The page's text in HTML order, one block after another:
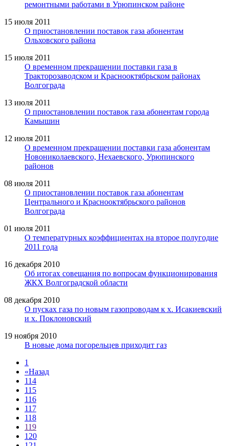
ремонтными работами в Урюпинском районе
15 июля 2011
О приостановлении поставок газа абонентам
Ольховского района
15 июля 2011
О временном прекращении поставки газа в
Тракторозаводском и Краснооктябрьском районах
Волгограда
13 июля 2011
О приостановлении поставок газа абонентам города
Камышин
12 июля 2011
О временном прекращении поставки газа абонентам
Новониколаевского, Нехаевского, Урюпинского
районов
08 июля 2011
О приостановлении поставок газа абонентам
Центрального и Краснооктябрьского районов
Волгограда
01 июля 2011
О температурных коэффициентах на второе полугодие
2011 года
16 декабря 2010
Об итогах совещания по вопросам функционирования
ЖКХ Волгоградской области
08 декабря 2010
О пусках газа по новым газопроводам к х. Исакиевский
и х. Поклоновский
19 ноября 2010
В новые дома погорельцев приходит газ
1
«Назад
114
115
116
117
118
119
120